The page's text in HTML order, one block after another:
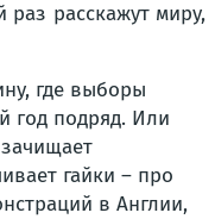
расскажут миру,
где выборы
год подряд. Или
гайки – про
в Англии,